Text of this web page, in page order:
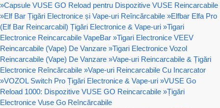
»Capsule VUSE GO Reload pentru Dispozitive VUSE Reincarcabile
»Elf Bar Țigări Electronice și Vape-uri Reîncărcabile »Elfbar Elfa Pro
(Elf Bar Reincarcabil) Țigări Electronice & Vape-uri »Tigari
Electronice Reincarcabile VapeBar »Tigari Electronice VEEV
Reincarcabile (Vape) De Vanzare »Tigari Electronice Vozol
Reincarcabile (Vape) De Vanzare »Vape-uri Reincarcabile & Țigări
Electronice Reîncărcabile »Vape-uri Reincarcabile Cu Incarcator
»VOZOL Switch Pro Țigări Electronice & Vape-uri »VUSE Go
Reload 1000: Dispozitive VUSE GO Reincarcabile »Țigări
Electronice Vuse Go Reîncărcabile